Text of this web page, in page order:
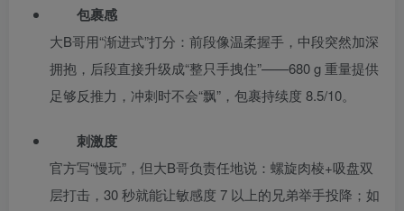
包裹感
大B哥用“渐进式”打分：前段像温柔握手，中段突然加深
拥抱，后段直接升级成“整只手拽住”——680 g 重量提供
足够反推力，冲刺时不会“飘”，包裹持续度 8.5/10。
刺激度
官方写“慢玩”，但大B哥负责任地说：螺旋肉棱+吸盘双
层打击，30 秒就能让敏感度 7 以上的兄弟举手投降；如